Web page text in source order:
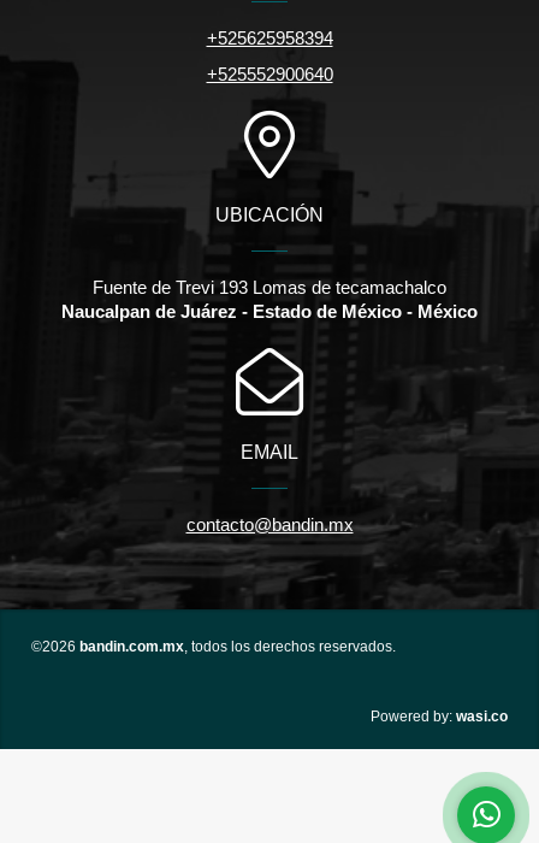
+525625958394
+525552900640
UBICACIÓN
Fuente de Trevi 193 Lomas de tecamachalco
Naucalpan de Juárez - Estado de México - México
EMAIL
contacto@bandin.mx
©2026 bandin.com.mx, todos los derechos reservados.
Powered by: wasi.co